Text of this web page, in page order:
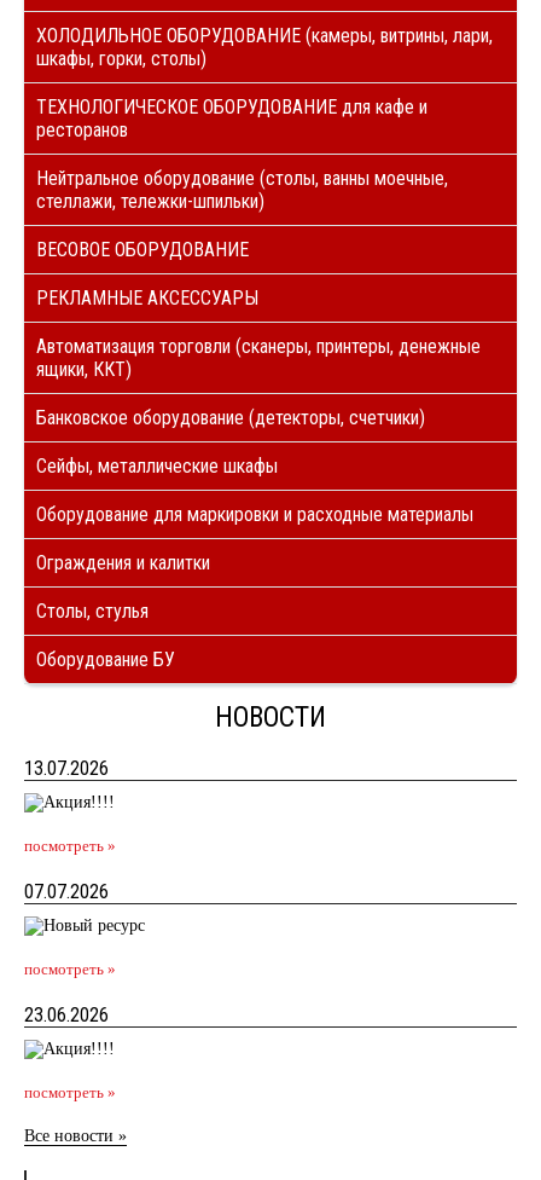
ХОЛОДИЛЬНОЕ ОБОРУДОВАНИЕ (камеры, витрины, лари,
шкафы, горки, столы)
ТЕХНОЛОГИЧЕСКОЕ ОБОРУДОВАНИЕ для кафе и
ресторанов
Нейтральное оборудование (столы, ванны моечные,
стеллажи, тележки-шпильки)
ВЕСОВОЕ ОБОРУДОВАНИЕ
РЕКЛАМНЫЕ АКСЕССУАРЫ
Автоматизация торговли (сканеры, принтеры, денежные
ящики, ККТ)
Банковское оборудование (детекторы, счетчики)
Сейфы, металлические шкафы
Оборудование для маркировки и расходные материалы
Ограждения и калитки
Столы, стулья
Оборудование БУ
НОВОСТИ
13.07.2026
посмотреть »
07.07.2026
посмотреть »
23.06.2026
посмотреть »
Все новости »